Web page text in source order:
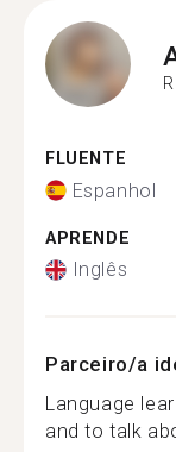
FLUENTE
Espanhol
APRENDE
Inglês
Parceiro/a
Language
and to talk